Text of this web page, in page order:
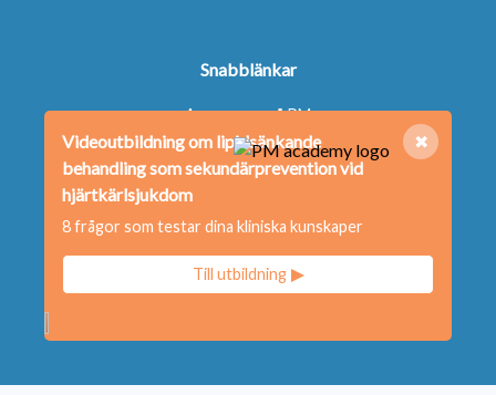
✖
Videoutbildning om lipidsänkande
behandling som sekundärprevention vid
hjärtkärlsjukdom
8 frågor som testar dina kliniska kunskaper
Till utbildning
Snabblänkar
Annonsera på PM
Beställ nyhetsbrev
Kontakta oss
Redaktionen